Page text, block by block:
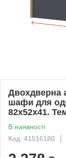
Двохдверна
шафи для
82х52х41.
В наявності
Код: 41516180